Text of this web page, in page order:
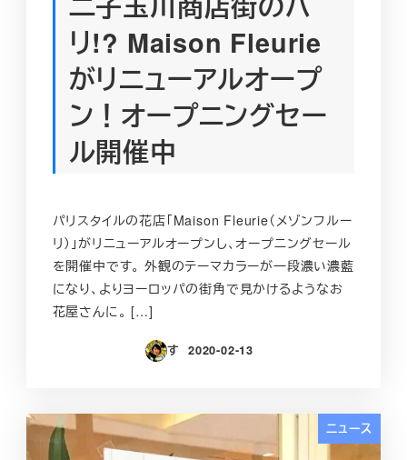
リ!? Maison Fleurie
がリニューアルオープ
ン！オープニングセー
ル開催中
パリスタイルの花店「Maison Fleurie（メゾンフルー
リ）」がリニューアルオープンし、オープニングセール
を開催中です。 外観のテーマカラーが一段濃い濃藍
になり、よりヨーロッパの街角で見かけるようなお
花屋さんに。 […]
す
投稿日
2020-02-13
ニュース